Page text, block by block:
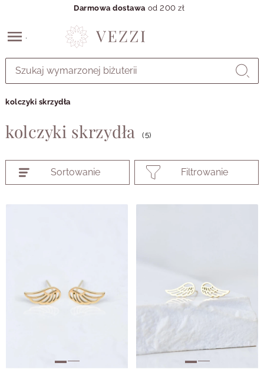
GŁÓWNEJ
PRODUKTÓW
MENU
UŻYTKOWNIKA
Darmowa dostawa od 200 zł
kolczyki skrzydła
kolczyki skrzydła (5)
Sortowanie Filtrowanie